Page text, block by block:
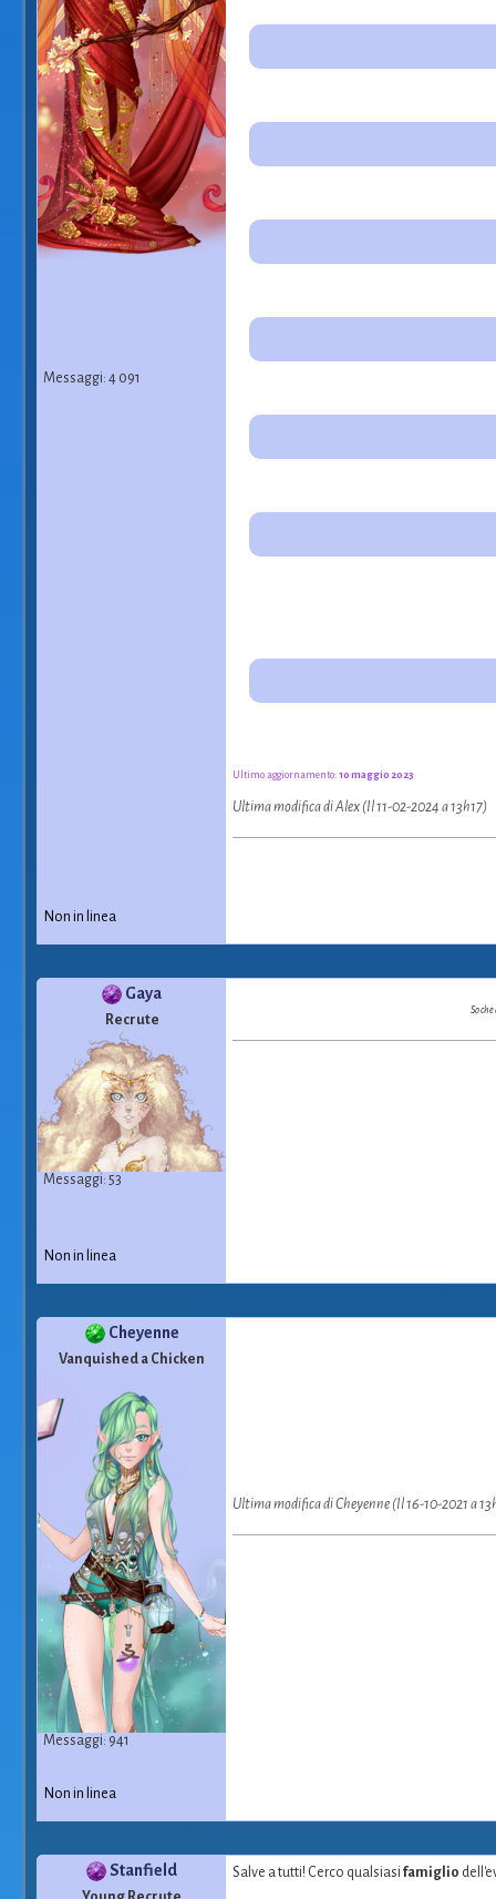
Messaggi: 4 091
Ultimo aggiornamento: 10 maggio 2023
Ultima modifica di Alex (Il 11-02-2024 a 13h17)
Non in linea
Gaya
Recrute
Messaggi: 53
So
Non in linea
Cheyenne
Vanquished a Chicken
Messaggi: 941
Ultima modifica di Cheyenne (Il 16-10-2021 a
Non in linea
Stanfield Salve a tutti! Cerco qualsiasi famiglio